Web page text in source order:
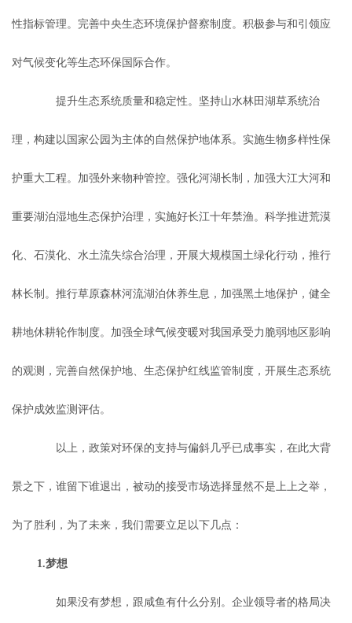
性指标管理。完善中央生态环境保护督察制度。积极参与和引领应
对气候变化等生态环保国际合作。
提升生态系统质量和稳定性。坚持山水林田湖草系统治
理，构建以国家公园为主体的自然保护地体系。实施生物多样性保
护重大工程。加强外来物种管控。强化河湖长制，加强大江大河和
重要湖泊湿地生态保护治理，实施好长江十年禁渔。科学推进荒漠
化、石漠化、水土流失综合治理，开展大规模国土绿化行动，推行
林长制。推行草原森林河流湖泊休养生息，加强黑土地保护，健全
耕地休耕轮作制度。加强全球气候变暖对我国承受力脆弱地区影响
的观测，完善自然保护地、生态保护红线监管制度，开展生态系统
保护成效监测评估。
以上，政策对环保的支持与偏斜几乎已成事实，在此大背
景之下，谁留下谁退出，被动的接受市场选择显然不是上上之举，
为了胜利，为了未来，我们需要立足以下几点：
1.梦想
如果没有梦想，跟咸鱼有什么分别。企业领导者的格局决